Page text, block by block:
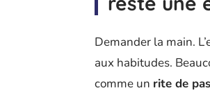
Demander la main.
aux habitudes.
comme un rite de